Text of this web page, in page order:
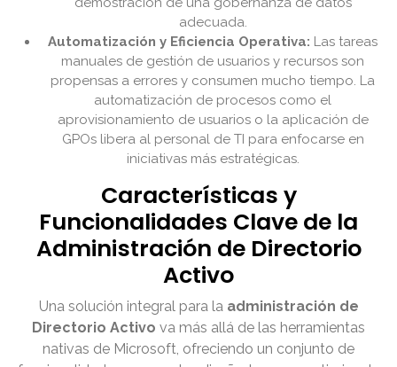
adecuada.
Automatización y Eficiencia Operativa: Las tareas
manuales de gestión de usuarios y recursos son
propensas a errores y consumen mucho tiempo. La
automatización de procesos como el
aprovisionamiento de usuarios o la aplicación de
GPOs libera al personal de TI para enfocarse en
iniciativas más estratégicas.
Características y
Funcionalidades Clave de la
Administración de Directorio
Activo
Una solución integral para la administración de
Directorio Activo va más allá de las herramientas
nativas de Microsoft, ofreciendo un conjunto de